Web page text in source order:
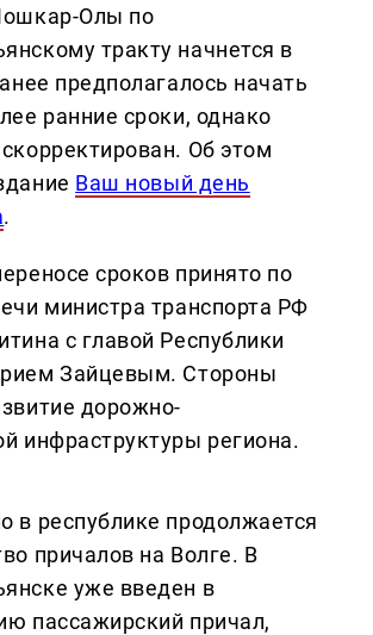
Олы по
тракту начнется в
предполагалось начать
ранние сроки, однако
Об этом
Ваш новый день
.
сроков принято по
министра транспорта РФ
с главой Республики
Зайцевым. Стороны
дорожно-
инфраструктуры региона.
в республике продолжается
причалов на Волге. В
уже введен в
пассажирский причал,